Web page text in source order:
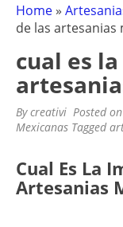
Home »
de las artesanias
cual es
Bycreativi Posted on
Mexicanas Tagged
Cual Es La
Artesanias